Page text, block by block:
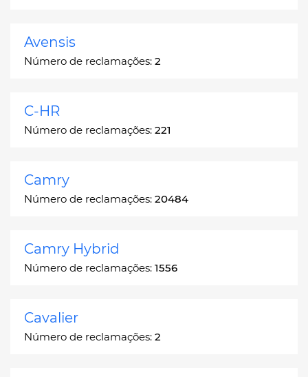
Avensis
Número de reclamações: 2
C-HR
Número de reclamações: 221
Camry
Número de reclamações: 20484
Camry Hybrid
Número de reclamações: 1556
Cavalier
Número de reclamações: 2